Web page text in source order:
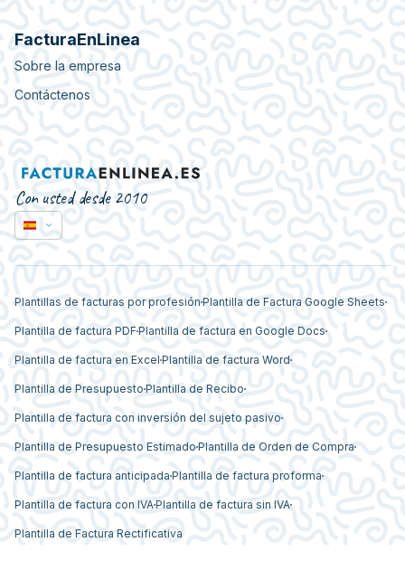
FacturaEnLinea
Sobre la empresa
Contáctenos
Con usted desde 2010
Plantillas de facturas por profesión Plantilla de Factura Google Sheets
Plantilla de factura PDF Plantilla de factura en Google Docs
Plantilla de factura en Excel Plantilla de factura Word
Plantilla de Presupuesto Plantilla de Recibo
Plantilla de factura con inversión del sujeto pasivo
Plantilla de Presupuesto Estimado Plantilla de Orden de Compra
Plantilla de factura anticipada Plantilla de factura proforma
Plantilla de factura con IVA Plantilla de factura sin IVA
Plantilla de Factura Rectificativa